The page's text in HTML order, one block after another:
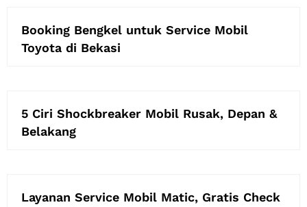
Booking Bengkel untuk Service Mobil
Toyota di Bekasi
5 Ciri Shockbreaker Mobil Rusak, Depan &
Belakang
Layanan Service Mobil Matic, Gratis Check